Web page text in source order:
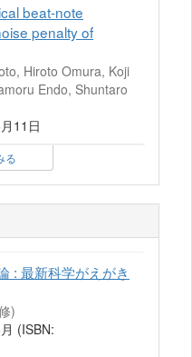
beat-note
penalty of
Hiroto Omura, Koji
Endo, Shuntaro
11日
る
: 最新科学がえがき
)
(ISBN: